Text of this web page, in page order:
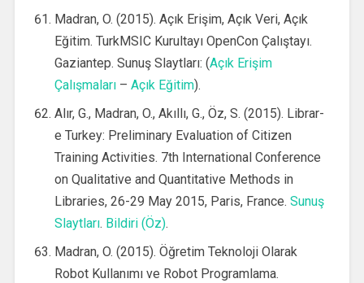
Madran, O. (2015). Açık Erişim, Açık Veri, Açık
Eğitim. TurkMSIC Kurultayı OpenCon Çalıştayı.
Gaziantep. Sunuş Slaytları: (Açık Erişim
Çalışmaları– Açık Eğitim).
Alır, G., Madran, O., Akıllı, G., Öz, S. (2015). Librar-
e Turkey: Preliminary Evaluation of Citizen
Training Activities. 7th International Conference
on Qualitative and Quantitative Methods in
Libraries, 26-29 May 2015, Paris, France. Sunuş
Slaytları. Bildiri (Öz).
Madran, O. (2015). Öğretim Teknoloji Olarak
Robot Kullanımı ve Robot Programlama.